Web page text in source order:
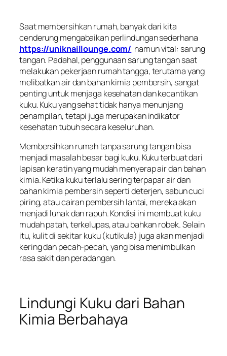
Saat membersihkan rumah, banyak dari kita
cenderung mengabaikan perlindungan sederhana
https://uniknaillounge.com/ namun vital: sarung
tangan. Padahal, penggunaan sarung tangan saat
melakukan pekerjaan rumah tangga, terutama yang
melibatkan air dan bahan kimia pembersih, sangat
penting untuk menjaga kesehatan dan kecantikan
kuku. Kuku yang sehat tidak hanya menunjang
penampilan, tetapi juga merupakan indikator
kesehatan tubuh secara keseluruhan.
Membersihkan rumah tanpa sarung tangan bisa
menjadi masalah besar bagi kuku. Kuku terbuat dari
lapisan keratin yang mudah menyerap air dan bahan
kimia. Ketika kuku terlalu sering terpapar air dan
bahan kimia pembersih seperti deterjen, sabun cuci
piring, atau cairan pembersih lantai, mereka akan
menjadi lunak dan rapuh. Kondisi ini membuat kuku
mudah patah, terkelupas, atau bahkan robek. Selain
itu, kulit di sekitar kuku (kutikula) juga akan menjadi
kering dan pecah-pecah, yang bisa menimbulkan
rasa sakit dan peradangan.
Lindungi Kuku dari Bahan
Kimia Berbahaya